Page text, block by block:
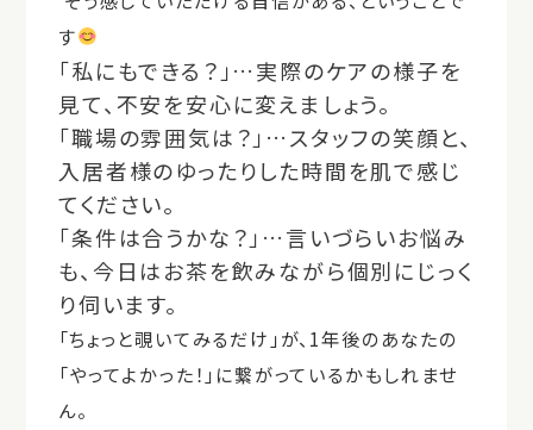
す
「私にもできる？」…実際のケアの様子を
見て、不安を安心に変えましょう。
「職場の雰囲気は？」…スタッフの笑顔と、
入居者様のゆったりした時間を肌で感じ
てください。
「条件は合うかな？」…言いづらいお悩み
も、今日はお茶を飲みながら個別にじっく
り伺います。
「ちょっと覗いてみるだけ」が、 1年後のあなたの
「やってよかった！」に繋がっているかもしれませ
ん。